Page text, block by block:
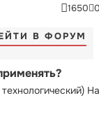
1650
В ФОРУМ
На